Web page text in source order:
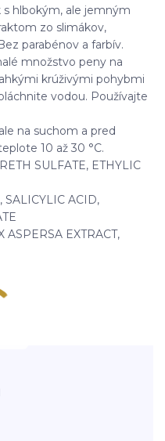
hlbokým, ale jemným
zo slimákov,
parabénov a farbív.
množstvo peny na
krúživými pohybmi
vodou. Používajte
na suchom a pred
10 až 30 °C.
SULFATE, ETHYLIC
SALICYLIC ACID,
EXTRACT,